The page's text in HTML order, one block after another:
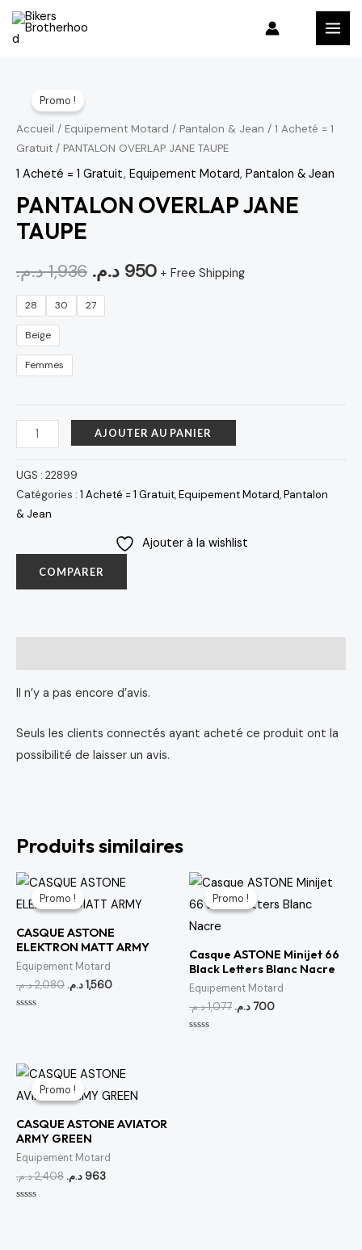
Aller
Promo !
Accueil / Equipement Motard / Pantalon & Jean / 1 Acheté = 1
Gratuit / PANTALON OVERLAP JANE TAUPE
1 Acheté = 1 Gratuit, Equipement Motard, Pantalon & Jean
PANTALON OVERLAP JANE
TAUPE
1,936 د.م.
prix
initial
était :
1,936 د.م..
950 د.م.
prix
actuel
950 د.م..
+ Free Shipping
28 30 27
Beige
Femmes
PANTALON
OVERLAP
JANE
TAUPE
AJOUTER AU PANIER
UGS : 22899
Catégories : 1 Acheté = 1 Gratuit,Equipement Motard,Pantalon
& Jean
Ajouter à la wishlist
COMPARER
Il n’y a pas encore d’avis.
Seuls les clients connectés ayant acheté ce produit ont la
possibilité de laisser un avis.
Produits similaires
Promo !
Promo !
CASQUE ASTONE
ELEKTRON MATT ARMY
Equipement Motard
2,080د.م.
Le
prix
initial
2,080 د.م..
1,560د.م.
Le
actuel
Promo !
Promo !
Casque ASTONE Minijet 66
Black Letters Blanc Nacre
Equipement Motard
1,077د.م.
Le
prix
initial
700د.م.
Le
actuel
Promo !
Promo !
CASQUE ASTONE AVIATOR
ARMY GREEN
Equipement Motard
2,408د.م.
Le
prix
initial
2,408 د.م..
963د.م.
Le
actuel
963 د.م..